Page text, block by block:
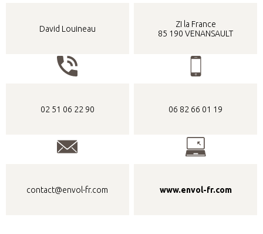
David Louineau
ZI la France
85 190 VENANSAULT
02 51 06 22 90 06 82 66 01 19
contact@envol-fr.com www.envol-fr.com